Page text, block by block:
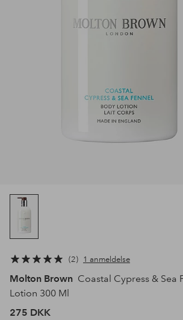
2 1 anmeldelse
Molton Brown Coastal Cypress & Sea
Lotion 300 Ml
275 DKK